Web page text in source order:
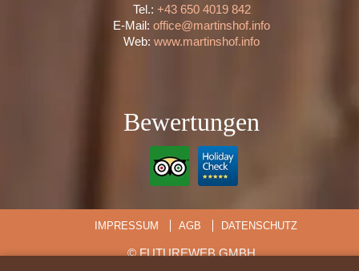
Tel.: +43 650 4019 842
E-Mail: office@martinshof.info
Web: www.martinshof.info
Bewertungen
IMPRESSUM AGB DATENSCHUTZ
©FUTUREWEB GMBH